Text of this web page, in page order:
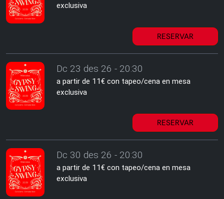
exclusiva
RESERVAR
Dc 23 des 26 - 20:30
a partir de 11€ con tapeo/cena en mesa
exclusiva
RESERVAR
Dc 30 des 26 - 20:30
a partir de 11€ con tapeo/cena en mesa
exclusiva